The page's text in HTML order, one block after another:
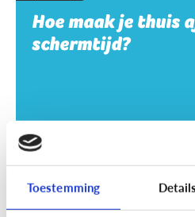
Toestemming Details
Hoe maak je thuis
schermtijd?